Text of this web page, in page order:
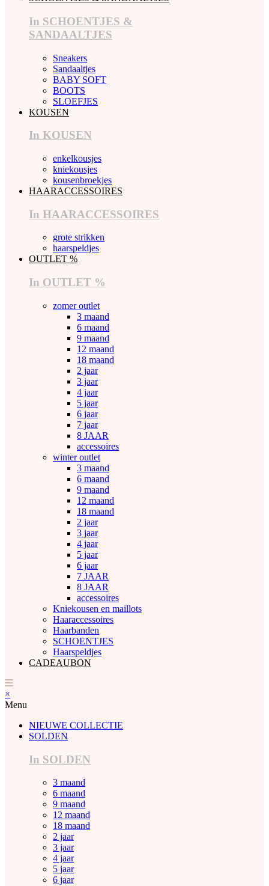
In SCHOENTJES &
SANDAALTJES
Sneakers
Sandaaltjes
BABY SOFT
BOOTS
SLOEFJES
KOUSEN
In KOUSEN
enkelkousjes
kniekousjes
kousenbroekjes
HAARACCESSOIRES
In HAARACCESSOIRES
grote strikken
haarspeldjes
OUTLET %
In OUTLET %
zomer outlet
3 maand
6 maand
9 maand
12 maand
18 maand
2 jaar
3 jaar
4 jaar
5 jaar
6 jaar
7 jaar
8 JAAR
accessoires
winter outlet
3 maand
6 maand
9 maand
12 maand
18 maand
2 jaar
3 jaar
4 jaar
5 jaar
6 jaar
7 JAAR
8 JAAR
accessoires
Kniekousen en maillots
Haaraccessoires
Haarbanden
SCHOENTJES
Haarspeldjes
CADEAUBON
×
Menu
NIEUWE COLLECTIE
SOLDEN
In SOLDEN
3 maand
6 maand
9 maand
12 maand
18 maand
2 jaar
3 jaar
4 jaar
5 jaar
6 jaar